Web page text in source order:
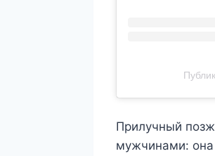
Прилучный
мужчинами: она